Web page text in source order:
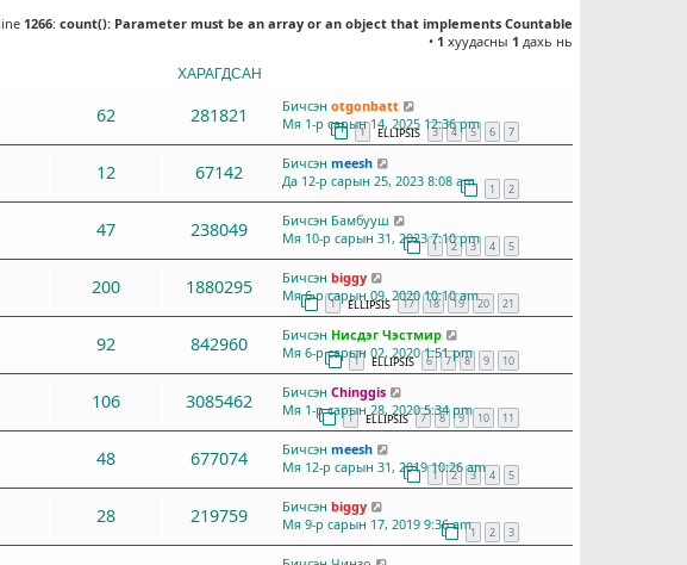
1266: count(): Parameter must be an array or an object that implements Countable
• 1 хуудасны 1 дахь нь
ХАРАГДСАН
1 ELLIPSIS 3 4 5 6 7
62 281821 Бичсэн otgonbatt
Мя 1-р сарын 14, 2025 12:36 pm
1 2
12 67142 Бичсэн meesh
Да 12-р сарын 25, 2023 8:08 am
1 2 3 4 5
47 238049 Бичсэн Бамбууш
Мя 10-р сарын 31, 2023 7:10 pm
1 ELLIPSIS 17 18 19 20 21
200 1880295 Бичсэн biggy
Мя 6-р сарын 09, 2020 10:10 am
1 ELLIPSIS 6 7 8 9 10
92 842960 Бичсэн Нисдэг Чэстмир
Мя 6-р сарын 02, 2020 1:51 pm
1 ELLIPSIS 7 8 9 10 11
106 3085462 Бичсэн Chinggis
Мя 1-р сарын 28, 2020 5:34 pm
1 2 3 4 5
48 677074 Бичсэн meesh
Мя 12-р сарын 31, 2019 10:26 am
1 2 3
28 219759 Бичсэн biggy
Мя 9-р сарын 17, 2019 9:36 am